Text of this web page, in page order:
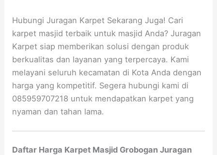
Hubungi Juragan Karpet Sekarang Juga! Cari
karpet masjid terbaik untuk masjid Anda? Juragan
Karpet siap memberikan solusi dengan produk
berkualitas dan layanan yang terpercaya. Kami
melayani seluruh kecamatan di Kota Anda dengan
harga yang kompetitif. Segera hubungi kami di
085959707218 untuk mendapatkan karpet yang
nyaman dan tahan lama.
Daftar Harga Karpet Masjid Grobogan Juragan